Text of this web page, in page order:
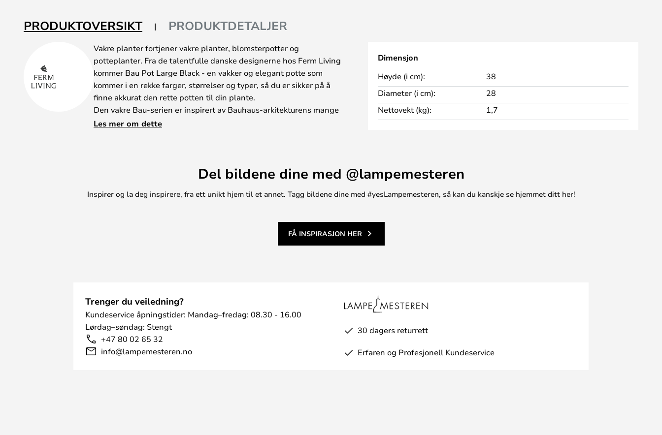
PRODUKTOVERSIKT PRODUKTDETALJER
Vakre planter fortjener vakre planter, blomsterpotter og
potteplanter. Fra de talentfulle danske designerne hos Ferm Living
kommer Bau Pot Large Black - en vakker og elegant potte som
kommer i en rekke farger, størrelser og typer, så du er sikker på å
finne akkurat den rette potten til din plante.
Den vakre Bau-serien er inspirert av Bauhaus-arkitekturens mange
vakre design og er bygget for å tåle selv det verste Gajol-været.
Les mer om dette
Dimensjon
Høyde (i cm):
38
Diameter (i cm):
28
Nettovekt (kg):
1,7
Del bildene dine med @lampemesteren
Inspirer og la deg inspirere, fra ett unikt hjem til et annet. Tagg bildene dine med #yesLampemesteren, så kan du kanskje se hjemmet ditt her!
FÅ INSPIRASJON HER
Trenger du veiledning?
Kundeservice åpningstider: Mandag–fredag: 08.30 - 16.00
Lørdag–søndag: Stengt
+47 80 02 65 32
info@lampemesteren.no
30 dagers returrett
Erfaren og Profesjonell Kundeservice